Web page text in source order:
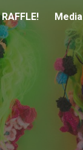
RAFFLE! Media